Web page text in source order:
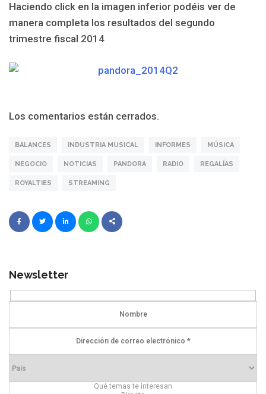
Haciendo click en la imagen inferior podéis ver de
manera completa los resultados del segundo
trimestre fiscal 2014
Los comentarios están cerrados.
BALANCES INDUSTRIA MUSICAL INFORMES MÚSICA
NEGOCIO NOTICIAS PANDORA RADIO REGALÍAS
ROYALTIES STREAMING
Newsletter